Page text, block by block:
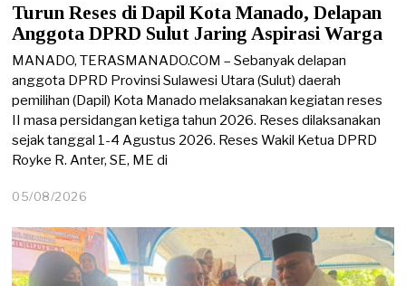
Turun Reses di Dapil Kota Manado, Delapan
Anggota DPRD Sulut Jaring Aspirasi Warga
MANADO, TERASMANADO.COM – Sebanyak delapan
anggota DPRD Provinsi Sulawesi Utara (Sulut) daerah
pemilihan (Dapil) Kota Manado melaksanakan kegiatan reses
II masa persidangan ketiga tahun 2026. Reses dilaksanakan
sejak tanggal 1-4 Agustus 2026. Reses Wakil Ketua DPRD
Royke R. Anter, SE, ME di
05/08/2026
/
0
8